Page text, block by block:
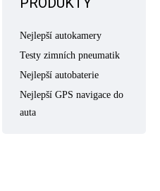
Nejlepší autokamery
Testy zimních pneumatik
Nejlepší autobaterie
Nejlepší GPS navigace do
auta